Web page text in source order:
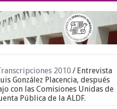
2010 / Entrevista
González Placencia, después
con las Comisiones Unidas de
Pública de la ALDF.